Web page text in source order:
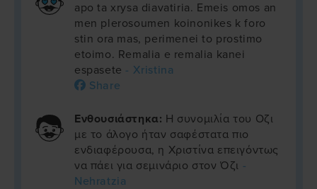
apo ta xrysa diavatiria. Emeis omos an
men plerosoumen koinonikes k foro
stin ora mas, perimenei to prostimo
etoimo. Remalia e remalia kanei
espasete - Xristina
Share
Ενθουσιάστηκα: Η συνομιλία του Οζι
με το άλογο ήταν σαφέστατα πιο
ενδιαφέρουσα, η Χριστίνα επειγόντως
να πάει για σεμινάριο στον Όζι -
Nehratzia